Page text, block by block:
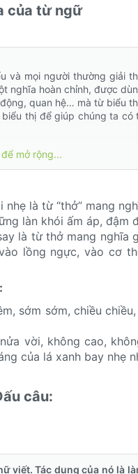
của từ ngữ​
và mọi người thường giải
nghĩa hoàn chỉnh, được
quan hệ… mà từ biểu
thị để giúp chúng ta có
khái niệm mà từ biểu thị
bày khái niệm mà từ biểu thị
đưa ra từ đồng nghĩa
nữa. -> Giải thích
thẳn. -> Giải thích bằng
mở rộng...
là từ “thở” mang
làn khói ấm áp, đậm
là từ thở mang nghĩa
lồng ngực, vào cơ
sớm sớm, chiều
vời, không cao,
của lá xanh bay nhẹ
câu:​
viết. Tác dụng của nó là